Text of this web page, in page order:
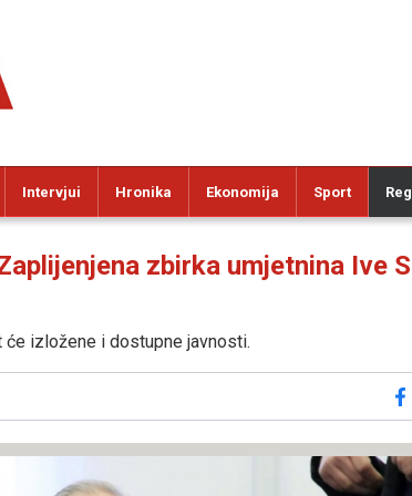
Intervjui Hronika Ekonomija Sport
zbirka umjetnina Ive
izložene i dostupne javnosti.